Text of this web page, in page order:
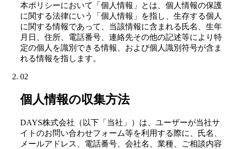
本ポリシーにおいて「個人情報」とは、個人情報の保護
に関する法律にいう「個人情報」を指し、生存する個人
に関する情報であって、当該情報に含まれる氏名、生年
月日、住所、電話番号、連絡先その他の記述等により特
定の個人を識別できる情報、および個人識別符号が含ま
れる情報を指します。
02
個人情報の収集方法
DAYS株式会社（以下「当社」）は、ユーザーが当社サ
イトのお問い合わせフォーム等を利用する際に、氏名、
メールアドレス、電話番号、会社名、業種、ご相談内容